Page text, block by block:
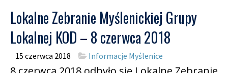
Lokalne Zebranie Myślenickiej Grupy
Lokalnej KOD – 8 czerwca 2018
15 czerwca 2018 Informacje Myślenice